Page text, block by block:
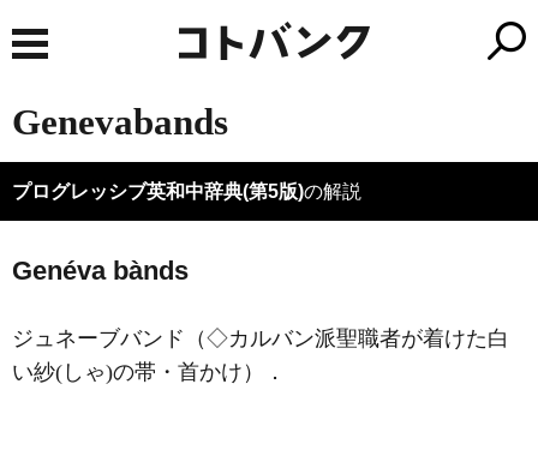
Genevabands
プログレッシブ英和中辞典(第5版)の解説
Genéva bànds
ジュネーブバンド（◇カルバン派聖職者が着けた白
い紗(しゃ)の帯・首かけ） ．